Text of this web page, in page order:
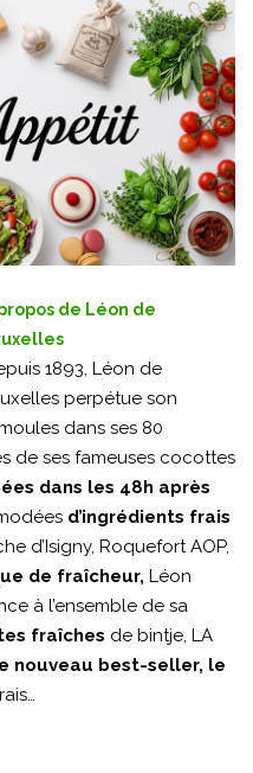
de Léon de
1893, Léon de
perpétue son
dans ses 80
de ses fameuses cocottes
dans les 48h après
d’ingrédients frais
d’Isigny, Roquefort AOP,
de fraîcheur, Léon
à l’ensemble de sa
fraîches de bintje, LA
nouveau best-seller, le